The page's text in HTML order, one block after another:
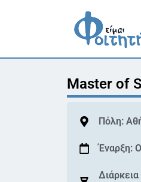
Master of
Πόλη:
Έναρξη: